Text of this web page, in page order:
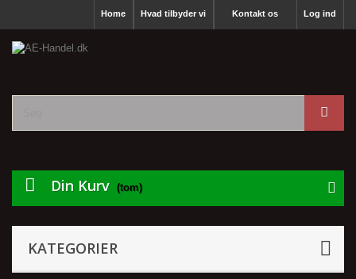
Log ind
Kontakt os
Hvad tilbyder vi
Home
Din Kurv (tom)
KATEGORIER